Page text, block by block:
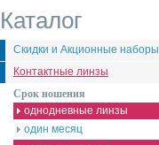
Каталог
Скидки и Акционные наборы
Контактные линзы
Срок ношения
однодневные линзы
один месяц